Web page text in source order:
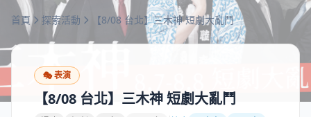
首頁 探索活動 【8/08 台北】三木神 短劇大亂鬥
🎭表演
【8/08 台北】三木神 短劇大亂鬥